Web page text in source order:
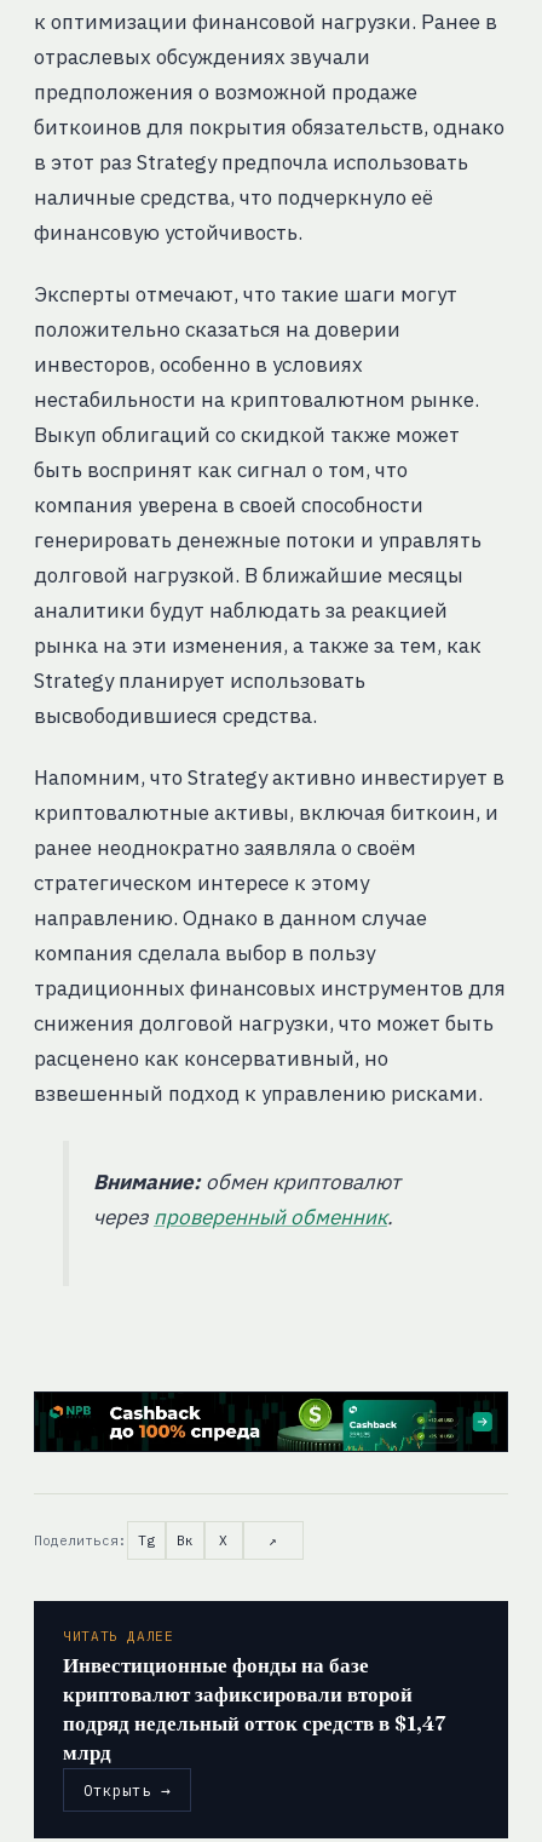
к оптимизации финансовой нагрузки. Ранее в
отраслевых обсуждениях звучали
предположения о возможной продаже
биткоинов для покрытия обязательств, однако
в этот раз Strategy предпочла использовать
наличные средства, что подчеркнуло её
финансовую устойчивость.
Эксперты отмечают, что такие шаги могут
положительно сказаться на доверии
инвесторов, особенно в условиях
нестабильности на криптовалютном рынке.
Выкуп облигаций со скидкой также может
быть воспринят как сигнал о том, что
компания уверена в своей способности
генерировать денежные потоки и управлять
долговой нагрузкой. В ближайшие месяцы
аналитики будут наблюдать за реакцией
рынка на эти изменения, а также за тем, как
Strategy планирует использовать
высвободившиеся средства.
Напомним, что Strategy активно инвестирует в
криптовалютные активы, включая биткоин, и
ранее неоднократно заявляла о своём
стратегическом интересе к этому
направлению. Однако в данном случае
компания сделала выбор в пользу
традиционных финансовых инструментов для
снижения долговой нагрузки, что может быть
расценено как консервативный, но
взвешенный подход к управлению рисками.
Внимание:обмен криптовалют
через проверенный обменник.
Поделиться: Tg Вк X ↗
ЧИТАТЬ ДАЛЕЕ
Инвестиционные фонды на базе
криптовалют зафиксировали второй
подряд недельный отток средств в $1,47
млрд
Открыть →